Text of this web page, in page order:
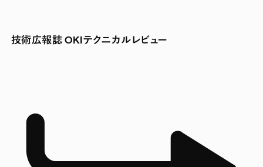
技術広報誌 OKIテクニカルレビュー